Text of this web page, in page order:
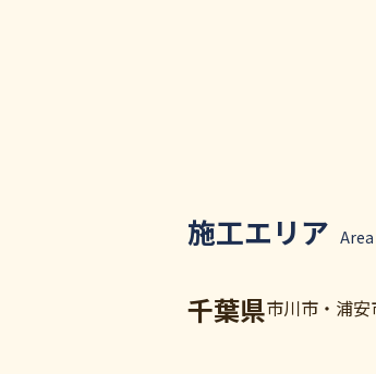
施工エリア Area
千葉県市川市・浦安